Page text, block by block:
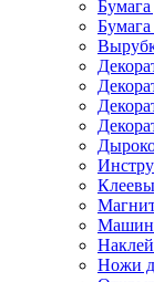
Ножи